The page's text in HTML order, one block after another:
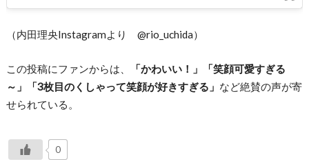
（内田理央Instagramより @rio_uchida）
この投稿にファンからは、
「かわいい！」「笑顔可愛すぎる
～」「3枚目のくしゃって笑顔が好きすぎる」 など絶賛の声が寄
せられている。
0